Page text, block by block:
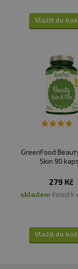
Vložit do
GreenFood
Skin 90
279 Kč
skladem ihned k
Vložit do